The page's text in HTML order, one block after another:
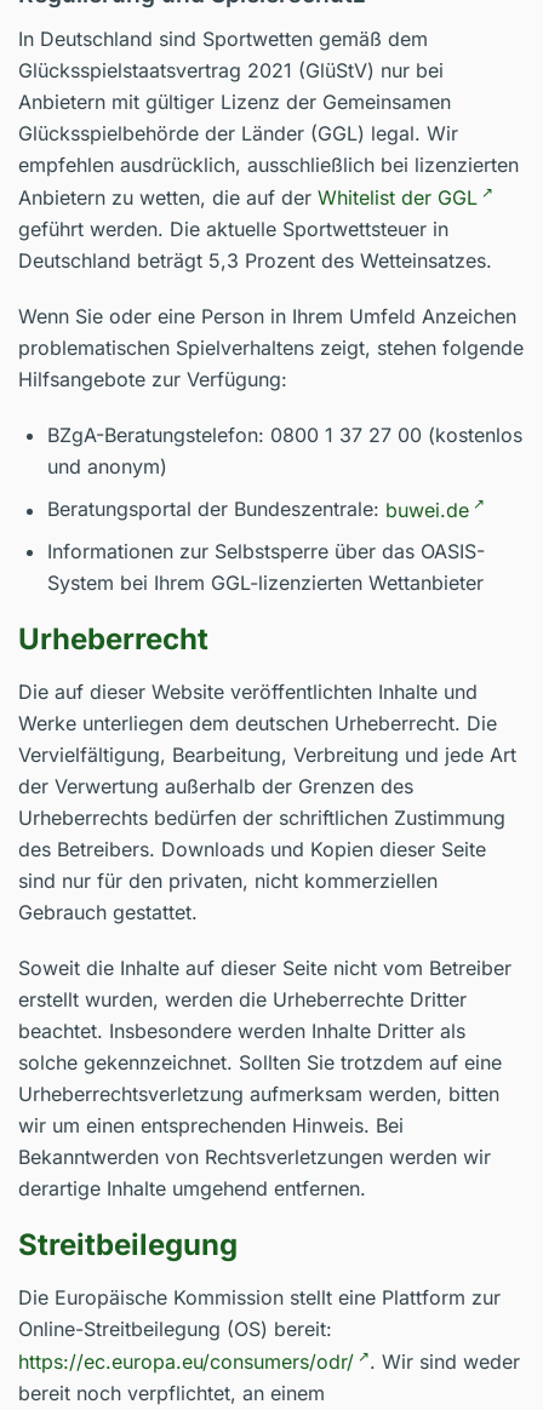
In Deutschland sind Sportwetten gemäß dem
Glücksspielstaatsvertrag 2021 (GlüStV) nur bei
Anbietern mit gültiger Lizenz der Gemeinsamen
Glücksspielbehörde der Länder (GGL) legal. Wir
empfehlen ausdrücklich, ausschließlich bei lizenzierten
Anbietern zu wetten, die auf der Whitelist der GGL
geführt werden. Die aktuelle Sportwettsteuer in
Deutschland beträgt 5,3 Prozent des Wetteinsatzes.
Wenn Sie oder eine Person in Ihrem Umfeld Anzeichen
problematischen Spielverhaltens zeigt, stehen folgende
Hilfsangebote zur Verfügung:
BZgA-Beratungstelefon: 0800 1 37 27 00 (kostenlos
und anonym)
Beratungsportal der Bundeszentrale: buwei.de
Informationen zur Selbstsperre über das OASIS-
System bei Ihrem GGL-lizenzierten Wettanbieter
Urheberrecht
Die auf dieser Website veröffentlichten Inhalte und
Werke unterliegen dem deutschen Urheberrecht. Die
Vervielfältigung, Bearbeitung, Verbreitung und jede Art
der Verwertung außerhalb der Grenzen des
Urheberrechts bedürfen der schriftlichen Zustimmung
des Betreibers. Downloads und Kopien dieser Seite
sind nur für den privaten, nicht kommerziellen
Gebrauch gestattet.
Soweit die Inhalte auf dieser Seite nicht vom Betreiber
erstellt wurden, werden die Urheberrechte Dritter
beachtet. Insbesondere werden Inhalte Dritter als
solche gekennzeichnet. Sollten Sie trotzdem auf eine
Urheberrechtsverletzung aufmerksam werden, bitten
wir um einen entsprechenden Hinweis. Bei
Bekanntwerden von Rechtsverletzungen werden wir
derartige Inhalte umgehend entfernen.
Streitbeilegung
Die Europäische Kommission stellt eine Plattform zur
Online-Streitbeilegung (OS) bereit:
https://ec.europa.eu/consumers/odr/
. Wir sind weder
bereit noch verpflichtet, an einem